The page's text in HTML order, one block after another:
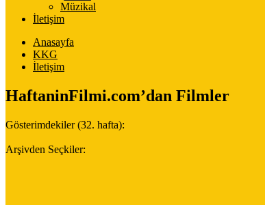
Müzikal
İletişim
Anasayfa
KKG
İletişim
HaftaninFilmi.com’dan Filmler
Gösterimdekiler (32. hafta):
Arşivden Seçkiler: